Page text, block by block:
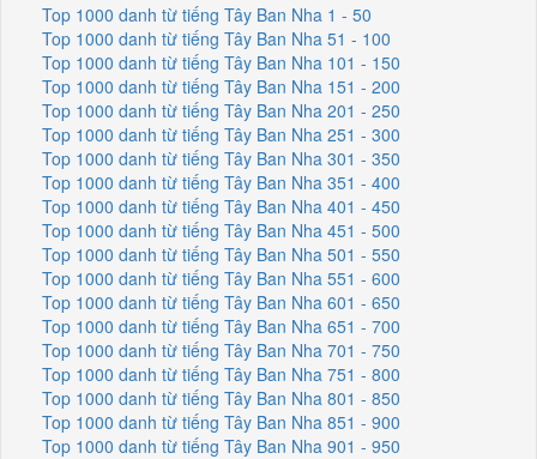
Top 1000 danh từ tiếng Tây Ban Nha 1 - 50
Top 1000 danh từ tiếng Tây Ban Nha 51 - 100
Top 1000 danh từ tiếng Tây Ban Nha 101 - 150
Top 1000 danh từ tiếng Tây Ban Nha 151 - 200
Top 1000 danh từ tiếng Tây Ban Nha 201 - 250
Top 1000 danh từ tiếng Tây Ban Nha 251 - 300
Top 1000 danh từ tiếng Tây Ban Nha 301 - 350
Top 1000 danh từ tiếng Tây Ban Nha 351 - 400
Top 1000 danh từ tiếng Tây Ban Nha 401 - 450
Top 1000 danh từ tiếng Tây Ban Nha 451 - 500
Top 1000 danh từ tiếng Tây Ban Nha 501 - 550
Top 1000 danh từ tiếng Tây Ban Nha 551 - 600
Top 1000 danh từ tiếng Tây Ban Nha 601 - 650
Top 1000 danh từ tiếng Tây Ban Nha 651 - 700
Top 1000 danh từ tiếng Tây Ban Nha 701 - 750
Top 1000 danh từ tiếng Tây Ban Nha 751 - 800
Top 1000 danh từ tiếng Tây Ban Nha 801 - 850
Top 1000 danh từ tiếng Tây Ban Nha 851 - 900
Top 1000 danh từ tiếng Tây Ban Nha 901 - 950